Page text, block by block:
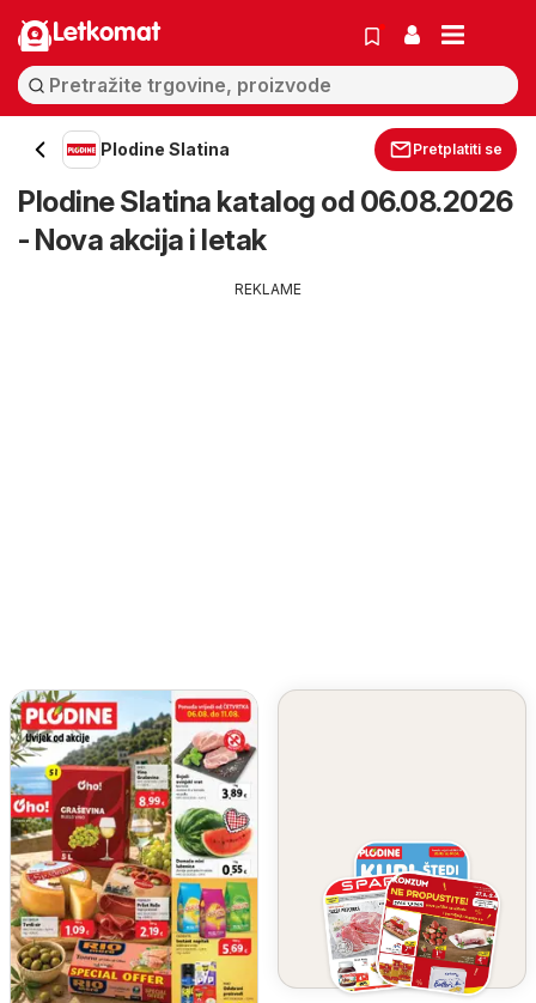
Letkomat
Plodine Slatina Pretplatiti se
Plodine Slatina katalog od 06.08.2026
- Nova akcija i letak
REKLAME